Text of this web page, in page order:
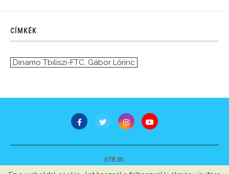
CÍMKÉK
Dinamo Tbiliszi-FTC, Gábor Lőrinc
STB Bt.